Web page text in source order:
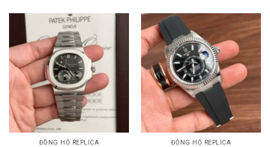
ĐỒNG HỒ REPLICA ĐỒNG HỒ REPLICA